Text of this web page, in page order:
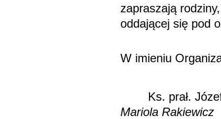
zapraszają
oddającej się pod
W imieniu
Ks.
Mariola Rakiewicz